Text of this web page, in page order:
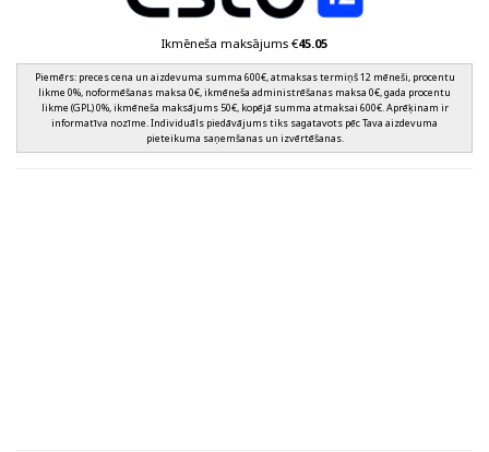
Ikmēneša maksājums €45.05
Piemērs: preces cena un aizdevuma summa 600€, atmaksas termiņš 12 mēneši, procentu
likme 0%, noformēšanas maksa 0€, ikmēneša administrēšanas maksa 0€, gada procentu
likme (GPL) 0%, ikmēneša maksājums 50€, kopējā summa atmaksai 600€. Aprēķinam ir
informatīva nozīme. Individuāls piedāvājums tiks sagatavots pēc Tava aizdevuma
pieteikuma saņemšanas un izvērtēšanas.